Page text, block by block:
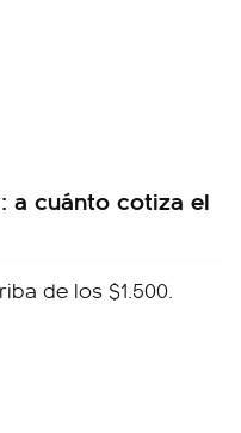
a cuánto cotiza el